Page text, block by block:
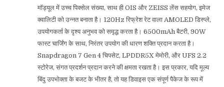
मॉड्यूल में उच्च पिक्सेल संख्या, साथ ही OIS और ZEISS लेंस सहयोग, इमेज
क्वालिटी को उन्नत बनाता है। 120Hz रिफ्रेश रेट वाला AMOLED डिस्प्ले,
उपयोगकर्ता के दृश्य अनुभव को समृद्ध करता है। 6500mAh बैटरी, 90W
फास्ट चार्जिंग के साथ, निरंतर उपयोग की धारण शक्ति प्रदान करता है।
Snapdragon 7 Gen 4 चिपसेट, LPDDR5X मेमोरी, और UFS 2.2
स्टोरेज, संगत प्रदर्शन प्रदान करने की क्षमता रखता है। इस प्रकार, यदि मूल्य
बिंदु उपभोक्ता के बजट के भीतर है, तो यह डिवाइस एक संपूर्ण पैकेज के रूप में